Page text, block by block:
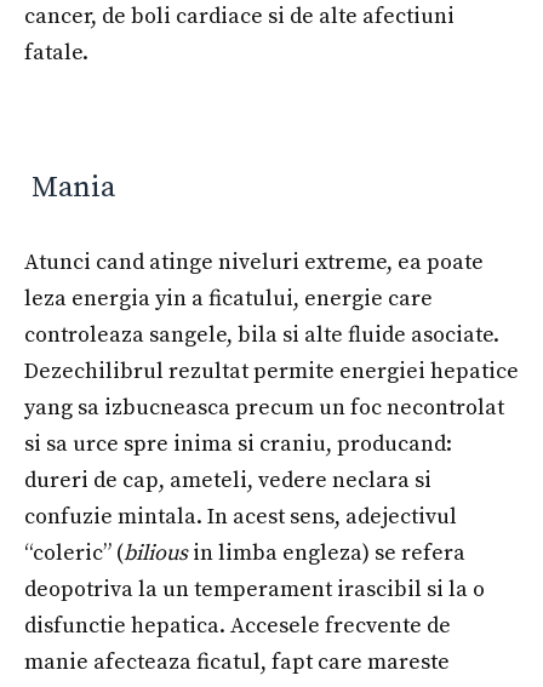
cancer, de boli cardiace si de alte afectiuni
fatale.
Mania
Atunci cand atinge niveluri extreme, ea poate
leza energia yin a ficatului, energie care
controleaza sangele, bila si alte fluide asociate.
Dezechilibrul rezultat permite energiei hepatice
yang sa izbucneasca precum un foc necontrolat
si sa urce spre inima si craniu, producand:
dureri de cap, ameteli, vedere neclara si
confuzie mintala. In acest sens, adejectivul
“coleric” (biliousin limba engleza) se refera
deopotriva la un temperament irascibil si la o
disfunctie hepatica. Accesele frecvente de
manie afecteaza ficatul, fapt care mareste